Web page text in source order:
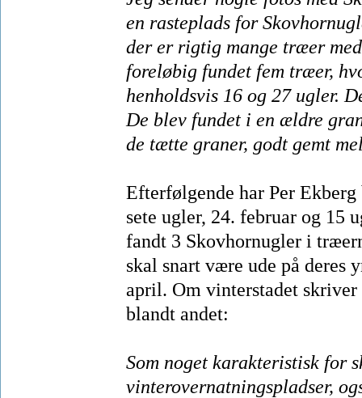
en rasteplads for
der er rigtig mange træer
foreløbig fundet fem træer,
henholdsvis 16 og 27 ugler.
De blev fundet i en ældre
de tætte graner, godt gemt
Efterfølgende har Per
sete ugler, 24. februar og 15
fandt 3 Skovhornugler i
skal snart være ude på deres
april. Om vinterstadet skriver
blandt andet:
Som noget karakteristisk for
vinterovernatningspladser,